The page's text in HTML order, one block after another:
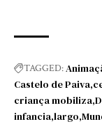
TAGGED:
Castelo de Paiva
criança mobiliza
infancia largo